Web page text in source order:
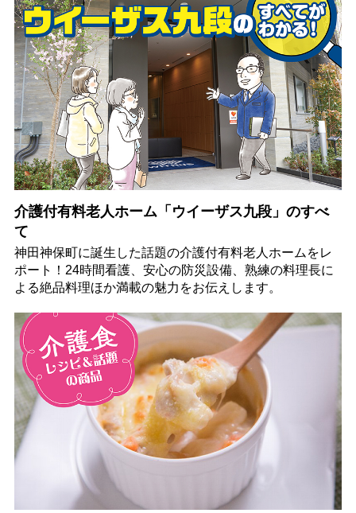
介護付有料老人ホーム「ウイーザス九段」のすべ
て
神田神保町に誕生した話題の介護付有料老人ホームをレ
ポート！24時間看護、安心の防災設備、熟練の料理長に
よる絶品料理ほか満載の魅力をお伝えします。